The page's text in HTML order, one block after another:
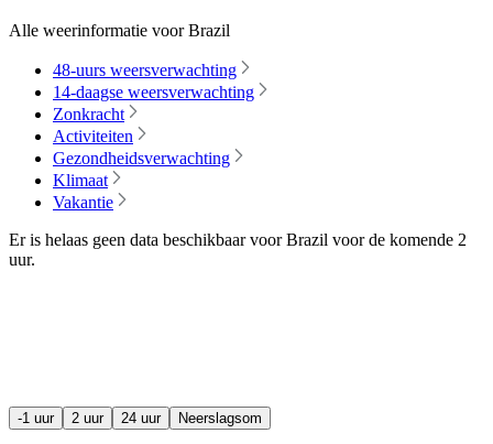
Alle weerinformatie voor Brazil
48-uurs weersverwachting
14-daagse weersverwachting
Zonkracht
Activiteiten
Gezondheidsverwachting
Klimaat
Vakantie
Er is helaas geen data beschikbaar voor Brazil voor de komende 2
uur.
-1 uur 2 uur 24 uur Neerslagsom